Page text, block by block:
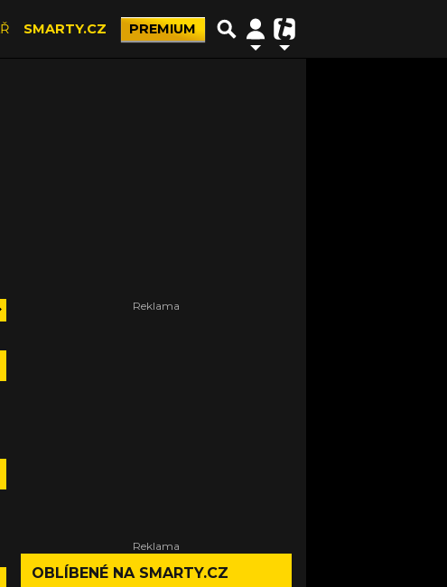
SMARTY.CZ PREMIUM
OBLÍBENÉ NA SMARTY.CZ